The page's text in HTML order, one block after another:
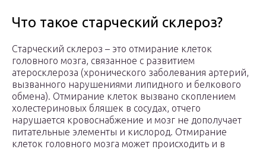
Что такое старческий склероз?
Старческий склероз – это отмирание клеток
головного мозга, связанное с развитием
атеросклероза (хронического заболевания артерий,
вызванного нарушениями липидного и белкового
обмена). Отмирание клеток вызвано скоплением
холестериновых бляшек в сосудах, отчего
нарушается кровоснабжение и мозг не дополучает
питательные элементы и кислород. Отмирание
клеток головного мозга может происходить и в